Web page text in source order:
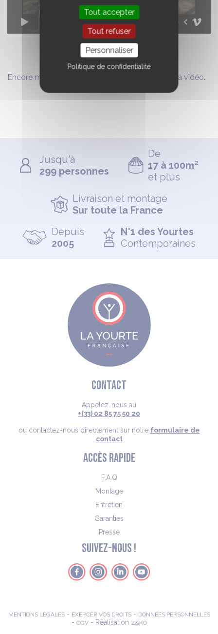
Encore merci à eux pour leur confiance et pour la vidéo.
Jusqu'à
299 personnes
De
17 à 100m²
et plus
Livraison et montage
Sur toute la France
Depuis
2005
N°1 des Yourtes
Contemporaines
CONTACT
Appelez-nous au
+(33) 02 85 75 50 20
ou contactez-nous directement sur notre formulaire de
contact
ACCÈS RAPIDE
F.A.Q
Montage
Entretien
Garanties
Presse
SUIVEZ-NOUS !
MENTIONS LÉGALES- EXERCER VOS DROITS- DONNÉES PERSONNELLES
- CGV- Réalisation Z&KO
Tout accepter
Tout refuser
Personnaliser
Politique de confidentialité